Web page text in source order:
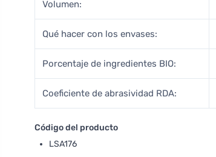
Volumen:
Qué hacer con los envases:
Porcentaje de ingredientes BIO:
Coeficiente de abrasividad RDA:
Código del producto
LSA176